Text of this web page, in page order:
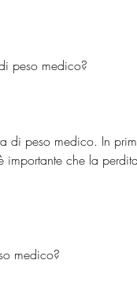
peso medico?
di peso medico. In
importante che la
medico?